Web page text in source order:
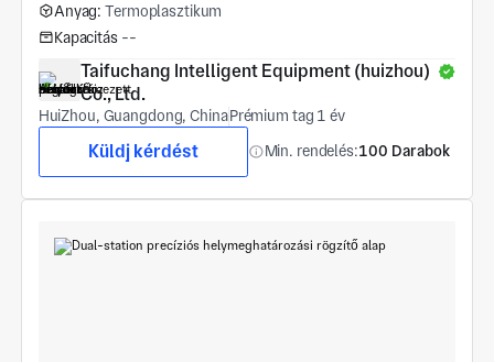
Anyag: Termoplasztikum
Kapacitás --
Taifuchang Intelligent Equipment (huizhou)
Co., Ltd.
HuiZhou, Guangdong, ChinaPrémium tag 1 év
Küldj kérdést Min. rendelés:100 Darabok